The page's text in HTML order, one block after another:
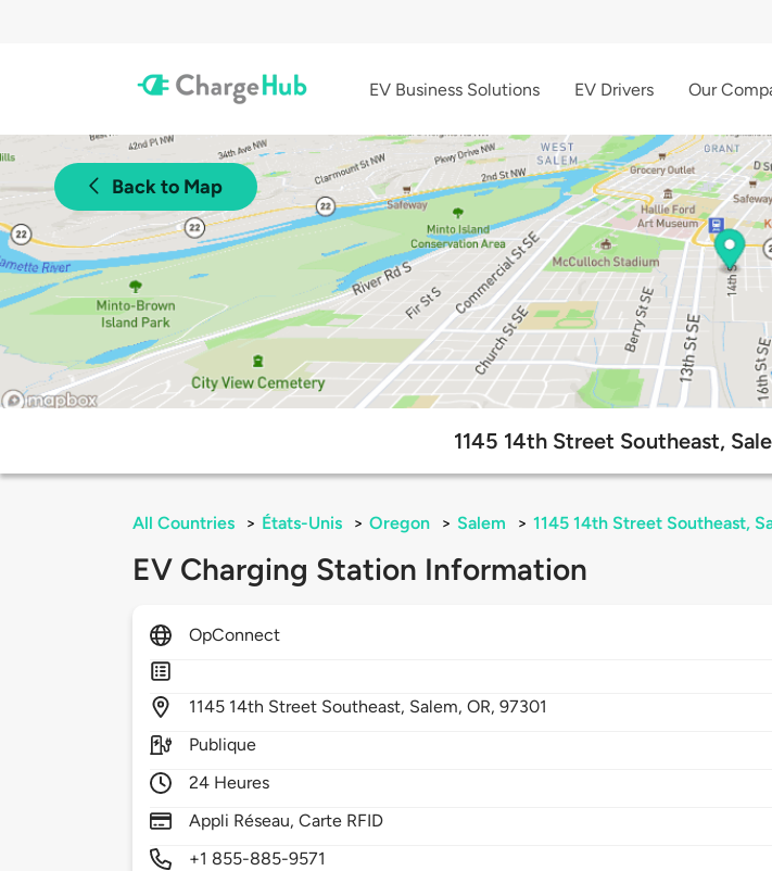
EV Business Solutions EV Drivers Our
Back to Map
1145 14th Street Southeast,
All Countries > États-Unis > Oregon > Salem > 1145 14th Street Southeast,
EV Charging Station Information
OpConnect
1145 14th Street Southeast, Salem,OR,97301
Publique
24 Heures
Appli Réseau, Carte RFID
+1 855-885-9571